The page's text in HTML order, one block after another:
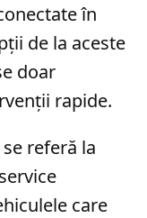
în
de la aceste
doar
rapide.
referă la
care